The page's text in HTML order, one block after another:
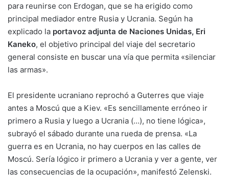
para reunirse con Erdogan, que se ha erigido como
principal mediador entre Rusia y Ucrania. Según ha
explicado la portavoz adjunta de Naciones Unidas, Eri
Kaneko, el objetivo principal del viaje del secretario
general consiste en buscar una vía que permita «silenciar
las armas».
El presidente ucraniano reprochó a Guterres que viaje
antes a Moscú que a Kiev. «Es sencillamente erróneo ir
primero a Rusia y luego a Ucrania (…), no tiene lógica»,
subrayó el sábado durante una rueda de prensa. «La
guerra es en Ucrania, no hay cuerpos en las calles de
Moscú. Sería lógico ir primero a Ucrania y ver a gente, ver
las consecuencias de la ocupación», manifestó Zelenski.